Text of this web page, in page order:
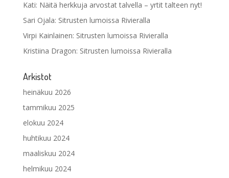
Kati: Näitä herkkuja arvostat talvella – yrtit talteen nyt!
Sari Ojala: Sitrusten lumoissa Rivieralla
Virpi Kainlainen: Sitrusten lumoissa Rivieralla
Kristiina Dragon: Sitrusten lumoissa Rivieralla
Arkistot
heinäkuu 2026
tammikuu 2025
elokuu 2024
huhtikuu 2024
maaliskuu 2024
helmikuu 2024